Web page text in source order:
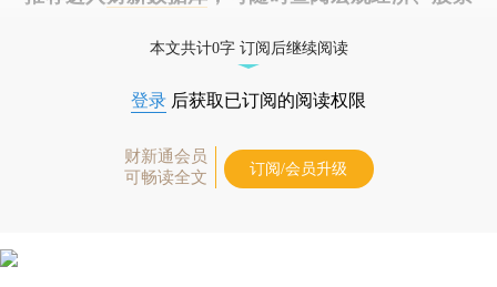
本文共计0字 订阅后继续阅读
登录 后获取已订阅的阅读权限
财新通会员
可畅读全文
订阅/会员升级